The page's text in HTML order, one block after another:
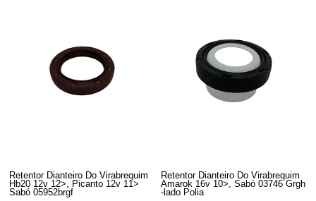
Retentor Dianteiro Do Virabrequim
Hb20 12v 12>, Picanto 12v 11>
Sabó 05952brgf
Retentor Dianteiro Do Virabrequim
Amarok 16v 10>, Sabó 03746 Grgh
-lado Polia